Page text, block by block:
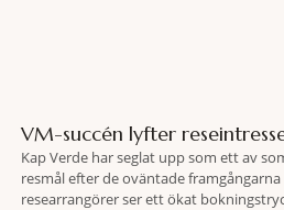
VM-succén lyfter
Kap Verde har seglat upp som ett av
resmål efter de oväntade
researrangörer ser ett ökat